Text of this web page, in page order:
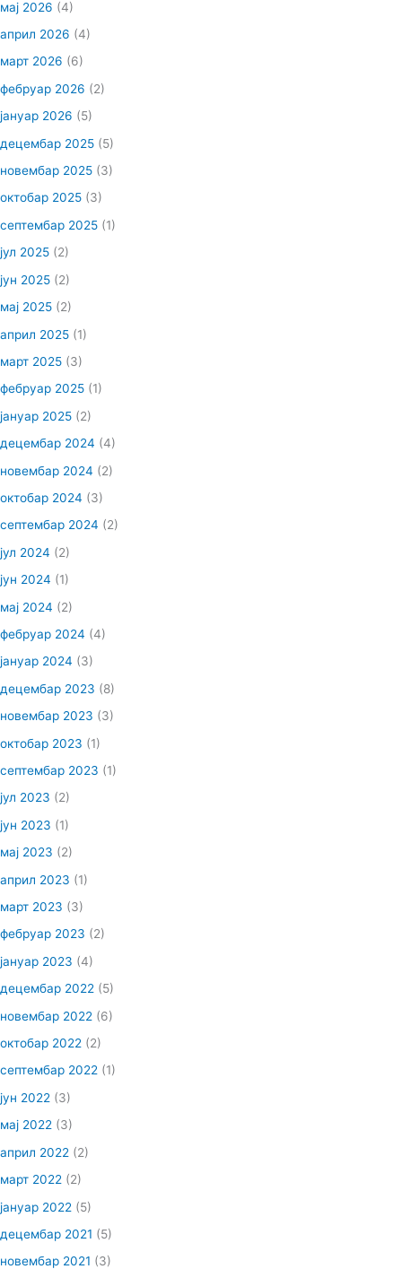
мај 2026 (4)
април 2026 (4)
март 2026 (6)
фебруар 2026 (2)
јануар 2026 (5)
децембар 2025 (5)
новембар 2025 (3)
октобар 2025 (3)
септембар 2025 (1)
јул 2025 (2)
јун 2025 (2)
мај 2025 (2)
април 2025 (1)
март 2025 (3)
фебруар 2025 (1)
јануар 2025 (2)
децембар 2024 (4)
новембар 2024 (2)
октобар 2024 (3)
септембар 2024 (2)
јул 2024 (2)
јун 2024 (1)
мај 2024 (2)
фебруар 2024 (4)
јануар 2024 (3)
децембар 2023 (8)
новембар 2023 (3)
октобар 2023 (1)
септембар 2023 (1)
јул 2023 (2)
јун 2023 (1)
мај 2023 (2)
април 2023 (1)
март 2023 (3)
фебруар 2023 (2)
јануар 2023 (4)
децембар 2022 (5)
новембар 2022 (6)
октобар 2022 (2)
септембар 2022 (1)
јун 2022 (3)
мај 2022 (3)
април 2022 (2)
март 2022 (2)
јануар 2022 (5)
децембар 2021 (5)
новембар 2021 (3)